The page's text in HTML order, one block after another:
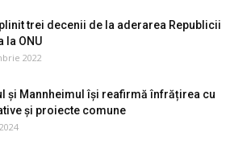
trei decenii de la aderarea Republicii
la ONU
2022
și Mannheimul își reafirmă înfrățirea cu
și proiecte comune